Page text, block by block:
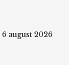
august 2026